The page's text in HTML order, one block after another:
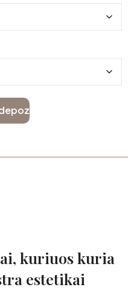
kuriuos kuria
estetikai